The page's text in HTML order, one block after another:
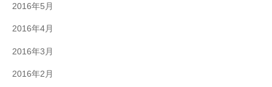
2016年5月
2016年4月
2016年3月
2016年2月